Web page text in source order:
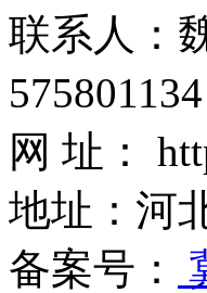
联系人：
网 址：
地址：河
备案号：